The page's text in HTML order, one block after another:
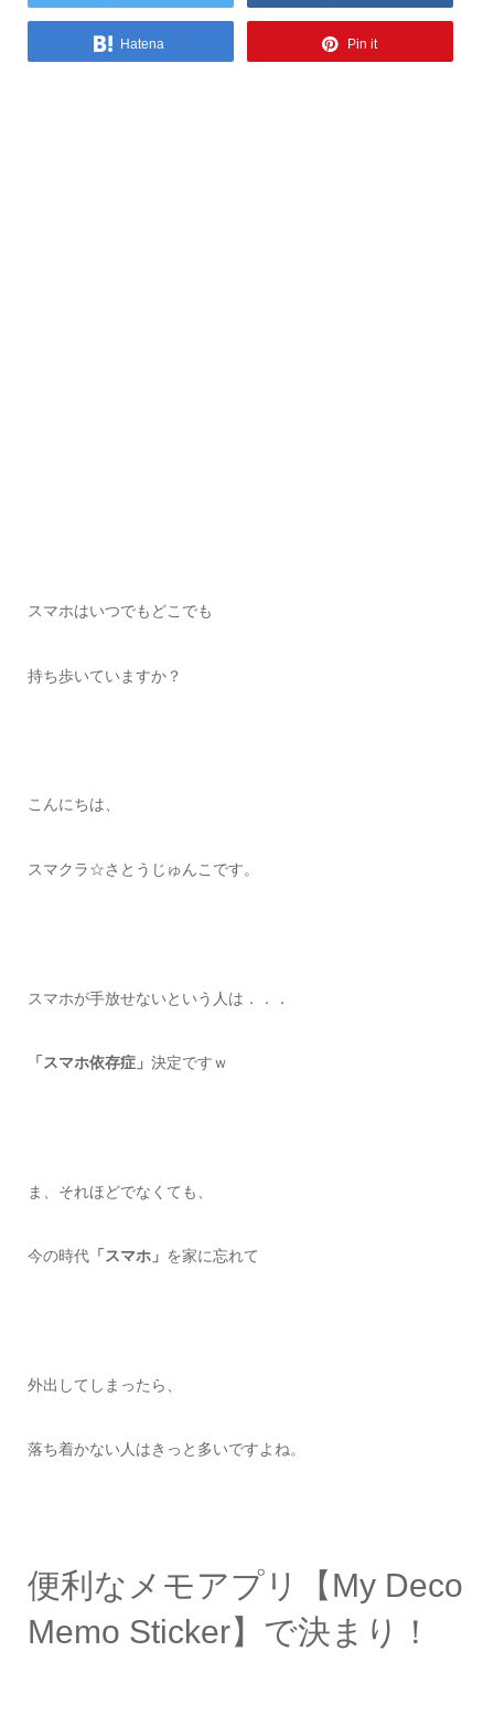
Hatena Pin it
スマホはいつでもどこでも
持ち歩いていますか？
こんにちは、
スマクラ☆さとうじゅんこです。
スマホが手放せないという人は．．．
「スマホ依存症」 決定ですｗ
ま、それほどでなくても、
今の時代「スマホ」 を家に忘れて
外出してしまったら、
落ち着かない人はきっと多いですよね。
便利なメモアプリ【My Deco
Memo Sticker】で決まり！